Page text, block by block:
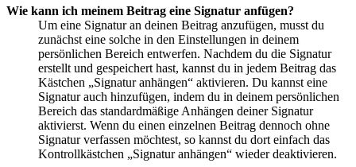
Wie kann ich meinem Beitrag eine Signatur anfügen?
Um eine Signatur an deinen Beitrag anzufügen, musst du
zunächst eine solche in den Einstellungen in deinem
persönlichen Bereich entwerfen. Nachdem du die Signatur
erstellt und gespeichert hast, kannst du in jedem Beitrag das
Kästchen „Signatur anhängen“ aktivieren. Du kannst eine
Signatur auch hinzufügen, indem du in deinem persönlichen
Bereich das standardmäßige Anhängen deiner Signatur
aktivierst. Wenn du einen einzelnen Beitrag dennoch ohne
Signatur verfassen möchtest, so kannst du dort einfach das
Kontrollkästchen „Signatur anhängen“ wieder deaktivieren.